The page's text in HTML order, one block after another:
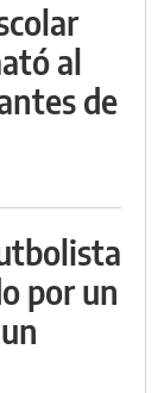
al
de
por un